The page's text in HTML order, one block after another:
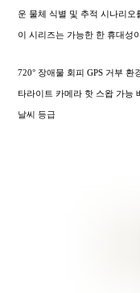
운 물체 식별 및 추적 시나리오
이 시리즈는 가능한 한 휴대성
720° 장애물 회피 GPS 거부
타라이트 카메라 핫 스왑 가능
날씨 등급